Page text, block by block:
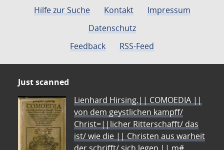
Hilfe zur Suche Kontakt
Impressum
Datenschutz
Feedback
RSS-Feed
Just scanned
Lienhard Hirsing.|| COMOEDIA ||
von dem geystlichen kampff/
Christ=||licher Ritterschafft/ das
ist/ wie die || Christen aus warheit